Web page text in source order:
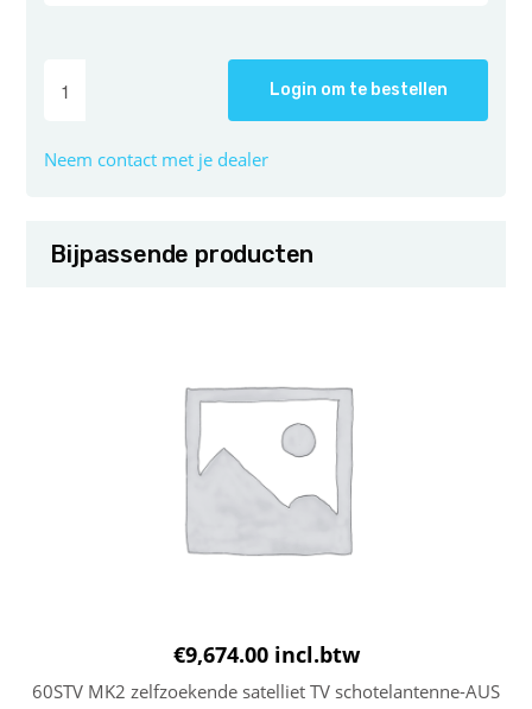
Login om te bestellen
Neem contact met je dealer
Bijpassende producten
€9,674.00 incl.btw
60STV MK2 zelfzoekende satelliet TV schotelantenne-AUS